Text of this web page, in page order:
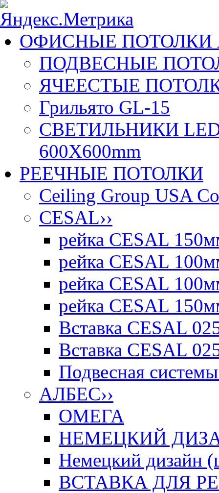
ОФИСНЫЕ ПОТОЛКИ
ПОДВЕСНЫЕ
ЯЧЕЕСТЫЕ
Грильято GL-15
СВЕТИЛЬНИКИ
600X600mm
РЕЕЧНЫЕ ПОТОЛКИ
Ceiling Group USA
CESAL››
рейка CESAL
рейка CESAL
рейка CESAL
рейка CESAL
Вставка CESAL
Вставка CESAL
Подвесная
АЛБЕС››
ОМЕГА
НЕМЕЦКИЙ
Немецкий дизайн
ВСТАВКА ДЛЯ